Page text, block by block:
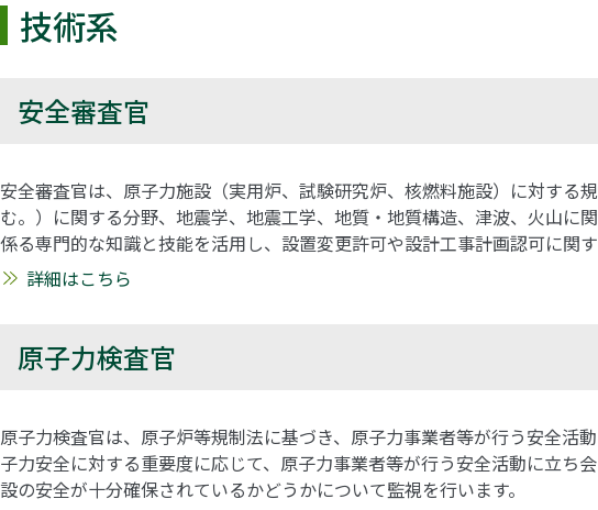
技術系
安全審査官
安全審査官は、原子力施設（実用炉、試験研究炉、核燃料施設）に対す
む。）に関する分野、地震学、地震工学、地質・地質構造、津波、火山
係る専門的な知識と技能を活用し、設置変更許可や設計工事計画認可に関す
詳細はこちら
原子力検査官
原子力検査官は、原子炉等規制法に基づき、原子力事業者等が行う安全
子力安全に対する重要度に応じて、原子力事業者等が行う安全活動に立
設の安全が十分確保されているかどうかについて監視を行います。